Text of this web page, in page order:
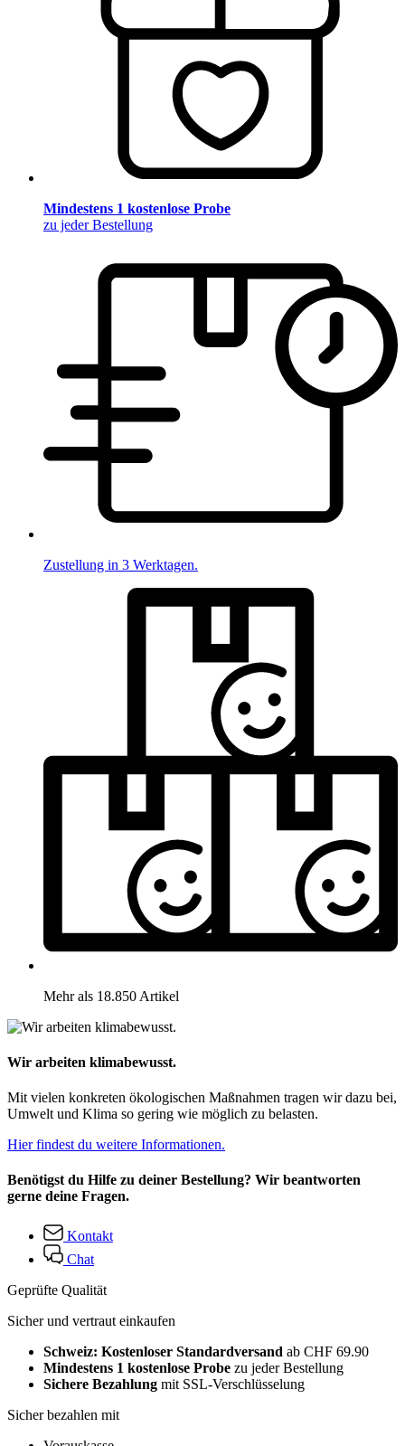
Mindestens 1 kostenlose Probe
zu jeder Bestellung
Zustellung in 3 Werktagen.
Mehr als 18.850 Artikel
Wir arbeiten klimabewusst.
Mit vielen konkreten ökologischen Maßnahmen tragen wir dazu bei,
Umwelt und Klima so gering wie möglich zu belasten.
Hier findest du weitere Informationen.
Benötigst du Hilfe zu deiner Bestellung? Wir beantworten
gerne deine Fragen.
Kontakt
Chat
Geprüfte Qualität
Sicher und vertraut einkaufen
Schweiz: Kostenloser Standardversand ab CHF 69.90
Mindestens 1 kostenlose Probe zu jeder Bestellung
Sichere Bezahlung mit SSL-Verschlüsselung
Sicher bezahlen mit